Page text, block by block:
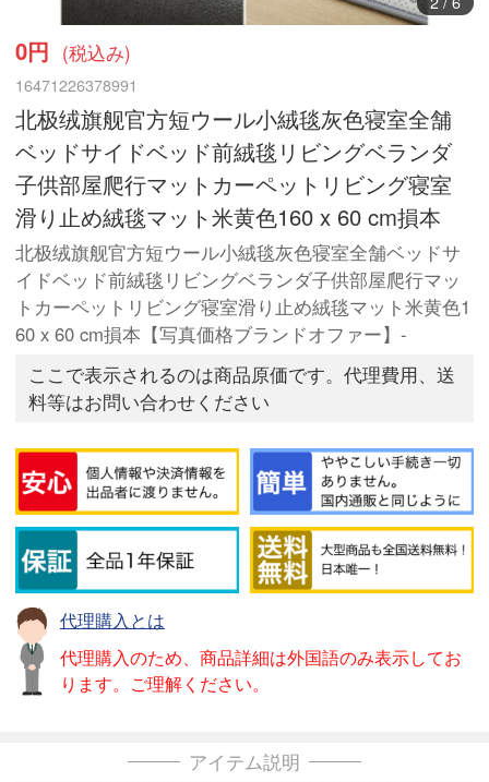
0円 (税込み)
16471226378991
北极绒旗舰官方短ウール小絨毯灰色寝室全舗
ベッドサイドベッド前絨毯リビングベランダ
子供部屋爬行マットカーペットリビング寝室
滑り止め絨毯マット米黄色160 x 60 cm損本
北极绒旗舰官方短ウール小絨毯灰色寝室全舗ベッドサ
イドベッド前絨毯リビングベランダ子供部屋爬行マッ
トカーペットリビング寝室滑り止め絨毯マット米黄色1
60 x 60 cm損本【写真価格ブランドオファー】-
ここで表示されるのは商品原価です。代理費用、送
料等はお問い合わせください
代理購入とは
代理購入のため、商品詳細は外国語のみ表示してお
ります。ご理解ください。
アイテム説明